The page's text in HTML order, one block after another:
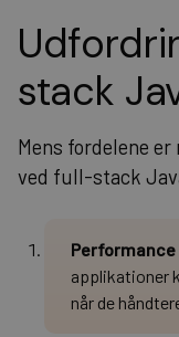
stack
Mens fordelene
ved full-stack
applikationer
når de